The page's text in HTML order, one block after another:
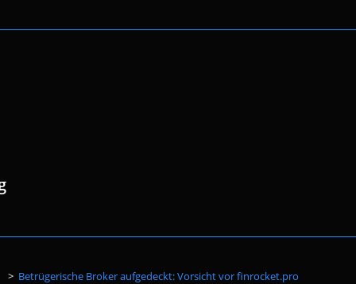
> Betrügerische Broker aufgedeckt: Vorsicht vor finrocket.pro